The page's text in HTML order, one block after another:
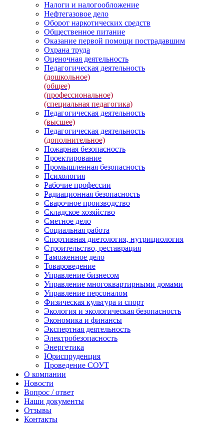
Налоги и налогообложение
Нефтегазовое дело
Оборот наркотических средств
Общественное питание
Оказание первой помощи пострадавшим
Охрана труда
Оценочная деятельность
Педагогическая деятельность
(дошкольное)
(общее)
(профессиональное)
(специальная педагогика)
Педагогическая деятельность
(высшее)
Педагогическая деятельность
(дополнительное)
Пожарная безопасность
Проектирование
Промышленная безопасность
Психология
Рабочие профессии
Радиационная безопасность
Сварочное производство
Складское хозяйство
Сметное дело
Социальная работа
Спортивная диетология, нутрициология
Строительство, реставрация
Таможенное дело
Товароведение
Управление бизнесом
Управление многоквартирными домами
Управление персоналом
Физическая культура и спорт
Экология и экологическая безопасность
Экономика и финансы
Экспертная деятельность
Электробезопасность
Энергетика
Юриспруденция
Проведение СОУТ
О компании
Новости
Вопрос / ответ
Наши документы
Отзывы
Контакты